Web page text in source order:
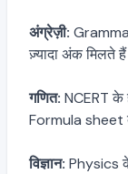
अंग्रेज़ी:
ज़्यादा अंक मिलते
गणित: NCERT
Formula sheet
विज्ञान: Physics